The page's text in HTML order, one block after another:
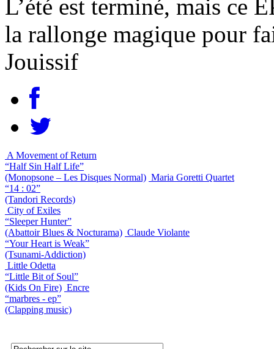
L’été est terminé, mais ce
la rallonge magique pour
Jouissif
A Movement of Return
“Half Sin Half Life”
(Monopsone – Les Disques Normal) Maria Goretti Quartet
“14 : 02”
(Tandori Records)
City of Exiles
“Sleeper Hunter”
(Abattoir Blues & Nocturama) Claude Violante
“Your Heart is Weak”
(Tsunami-Addiction)
Little Odetta
“Little Bit of Soul”
(Kids On Fire) Encre
“marbres - ep”
(Clapping music)